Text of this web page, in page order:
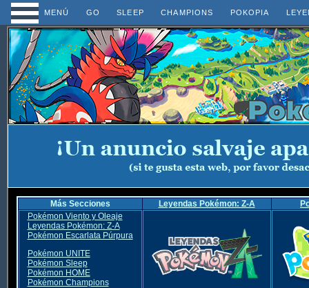
MENÚ GO SLEEP CHAMPIONS POKOPIA
Más Secciones Leyendas Pokémon: Z-A
Pokémon Viento y Oleaje
Leyendas Pokémon: Z-A
Pokémon Escarlata Púrpura
Pokémon UNITE
Pokémon Sleep
Pokémon HOME
Pokémon Champions